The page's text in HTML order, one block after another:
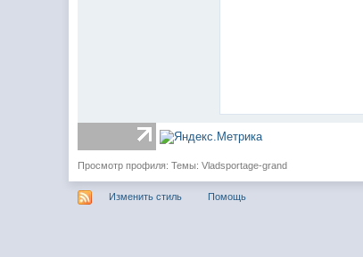
Просмотр профиля: Темы: Vladsportage-grand
Изменить стиль Помощь